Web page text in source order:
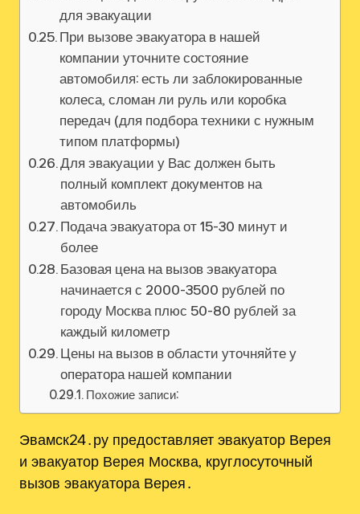
для эвакуации
При вызове эвакуатора в нашей
компании уточните состояние
автомобиля: есть ли заблокированные
колеса‚ сломан ли руль или коробка
передач (для подбора техники с нужным
типом платформы)
Для эвакуации у Вас должен быть
полный комплект документов на
автомобиль
Подача эвакуатора от 15-30 минут и
более
Базовая цена на вызов эвакуатора
начинается с 2000-3500 рублей по
городу Москва плюс 50-80 рублей за
каждый километр
Цены на вызов в области уточняйте у
оператора нашей компании
Похожие записи:
Эвамск24․ру предоставляет эвакуатор Верея
и эвакуатор Верея Москва‚ круглосуточный
вызов эвакуатора Верея․